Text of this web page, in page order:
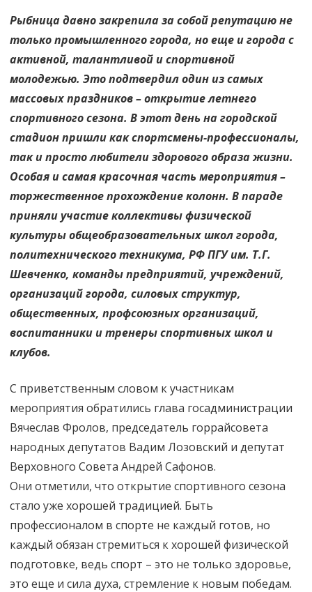
Рыбница давно закрепила за собой репутацию не
только промышленного города, но еще и города с
активной, талантливой и спортивной
молодежью. Это подтвердил один из самых
массовых праздников – открытие летнего
спортивного сезона. В этот день на городской
стадион пришли как спортсмены-профессионалы,
так и просто любители здорового образа жизни.
Особая и самая красочная часть мероприятия –
торжественное прохождение колонн. В параде
приняли участие коллективы физической
культуры общеобразовательных школ города,
политехнического техникума, РФ ПГУ им. Т.Г.
Шевченко, команды предприятий, учреждений,
организаций города, силовых структур,
общественных, профсоюзных организаций,
воспитанники и тренеры спортивных школ и
клубов.
С приветственным словом к участникам
мероприятия обратились глава госадминистрации
Вячеслав Фролов, председатель горрайсовета
народных депутатов Вадим Лозовский и депутат
Верховного Совета Андрей Сафонов.
Они отметили, что открытие спортивного сезона
стало уже хорошей традицией. Быть
профессионалом в спорте не каждый готов, но
каждый обязан стремиться к хорошей физической
подготовке, ведь спорт – это не только здоровье,
это еще и сила духа, стремление к новым победам.